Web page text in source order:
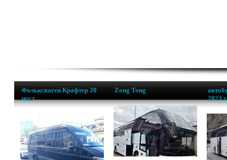
Фольксваген Крафтер 20
мест
Zong Tong
2023